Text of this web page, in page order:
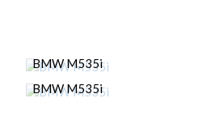
BMW M535i
BMW M535i